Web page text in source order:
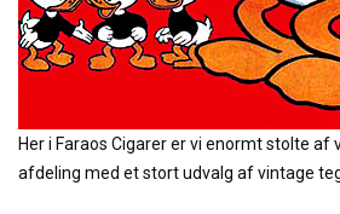
Her i Faraos Cigarer er vi enormt stolte af
afdeling med et stort udvalg af vintage